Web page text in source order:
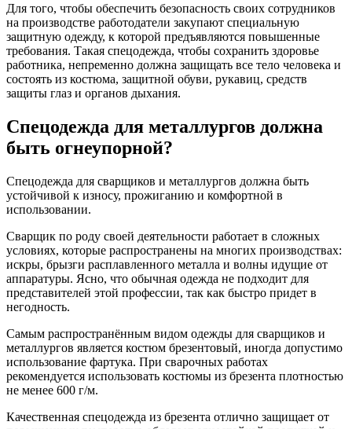
Для того, чтобы обеспечить безопасность своих сотрудников
на производстве работодатели закупают специальную
защитную одежду, к которой предъявляются повышенные
требования. Такая спецодежда, чтобы сохранить здоровье
работника, непременно должна защищать все тело человека и
состоять из костюма, защитной обуви, рукавиц, средств
защиты глаз и органов дыхания.
Спецодежда для металлургов должна
быть огнеупорной?
Спецодежда для сварщиков и металлургов должна быть
устойчивой к износу, прожиганию и комфортной в
использовании.
Сварщик по роду своей деятельности работает в сложных
условиях, которые распространены на многих производствах:
искры, брызги расплавленного металла и волны идущие от
аппаратуры. Ясно, что обычная одежда не подходит для
представителей этой профессии, так как быстро придет в
негодность.
Самым распространённым видом одежды для сварщиков и
металлургов является костюм брезентовый, иногда допустимо
использование фартука. При сварочных работах
рекомендуется использовать костюмы из брезента плотностью
не менее 600 г/м.
Качественная спецодежда из брезента отлично защищает от